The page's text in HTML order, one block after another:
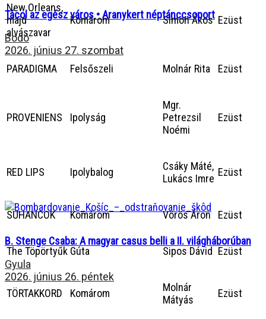
New Orleans,
majd
alvászavar
Komárom Simon Ákos Ezüst
PARADIGMA Felsőszeli Molnár Rita Ezüst
PROVENIENS Ipolyság
Mgr.
Petrezsil
Noémi
Ezüst
RED LIPS Ipolybalog
Csáky Máté,
Lukács Imre
Ezüst
SUHANCOK Komárom Vörös Áron Ezüst
The Töpörtyűk Gúta Sipos Dávid Ezüst
TÖRTAKKORD Komárom
Molnár
Mátyás
Ezüst
Tácol az egész város • Aranykert néptánccsoport
Bodó
2026. június 27. szombat
B. Stenge Csaba: A magyar casus belli a II. világháborúban
Gyula
2026. június 26. péntek